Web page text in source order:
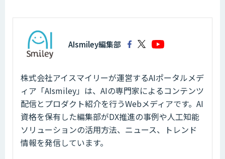
AIsmiley編集部
株式会社アイスマイリーが運営するAIポータルメデ
ィア「AIsmiley」は、AIの専門家によるコンテンツ
配信とプロダクト紹介を行うWebメディアです。AI
資格を保有した編集部がDX推進の事例や人工知能
ソリューションの活用方法、ニュース、トレンド
情報を発信しています。